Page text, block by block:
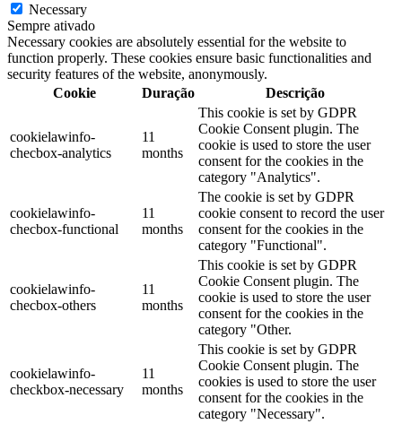
Necessary
Sempre ativado
Necessary cookies are absolutely essential for the website to
function properly. These cookies ensure basic functionalities and
security features of the website, anonymously.
Cookie
Duração Descrição
cookielawinfo-
checbox-analytics
11
months
This cookie is set by GDPR
Cookie Consent plugin. The
cookie is used to store the user
consent for the cookies in the
category "Analytics".
cookielawinfo-
checbox-functional
11
months
The cookie is set by GDPR
cookie consent to record the user
consent for the cookies in the
category "Functional".
cookielawinfo-
checbox-others
11
months
This cookie is set by GDPR
Cookie Consent plugin. The
cookie is used to store the user
consent for the cookies in the
category "Other.
cookielawinfo-
checkbox-necessary
11
months
This cookie is set by GDPR
Cookie Consent plugin. The
cookies is used to store the user
consent for the cookies in the
category "Necessary".